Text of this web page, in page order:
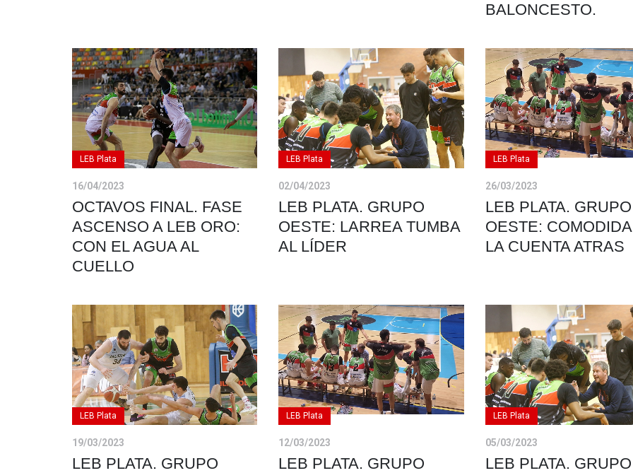
BALONCESTO.
LEB Plata
16/04/2023
OCTAVOS FINAL. FASE
ASCENSO A LEB ORO:
CON EL AGUA AL
CUELLO
LEB Plata
02/04/2023
LEB PLATA. GRUPO
OESTE: LARREA TUMBA
AL LÍDER
LEB Plata
26/03/2023
LEB PLATA. GRUPO
OESTE:
LA CUENTA ATRAS
LEB Plata
19/03/2023
LEB PLATA. GRUPO
LEB Plata
12/03/2023
LEB PLATA. GRUPO
LEB Plata
05/03/2023
LEB PLATA. GRUPO